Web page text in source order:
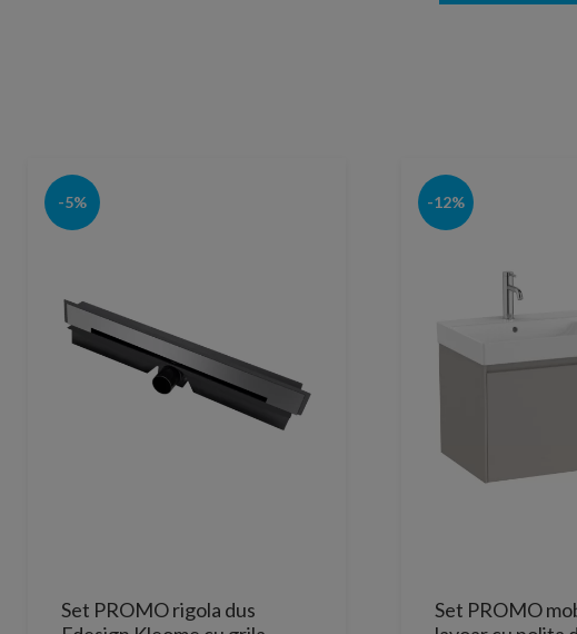
-5%
Set PROMO rigola dus
-12%
Set PROMO